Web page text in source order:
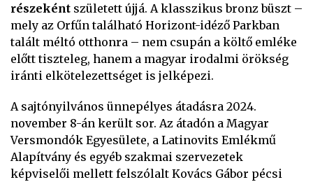
részeként született újjá. A klasszikus bronz büszt –
mely az Orfűn található Horizont-idéző Parkban
talált méltó otthonra – nem csupán a költő emléke
előtt tiszteleg, hanem a magyar irodalmi örökség
iránti elkötelezettséget is jelképezi.
A sajtónyilvános ünnepélyes átadásra 2024.
november 8-án került sor. Az átadón a Magyar
Versmondók Egyesülete, a Latinovits Emlékmű
Alapítvány és egyéb szakmai szervezetek
képviselői mellett felszólalt Kovács Gábor pécsi